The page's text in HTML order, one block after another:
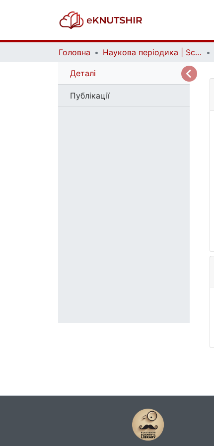
Головна Наукова періодика | Scientific periodicals
Деталі
Публікації